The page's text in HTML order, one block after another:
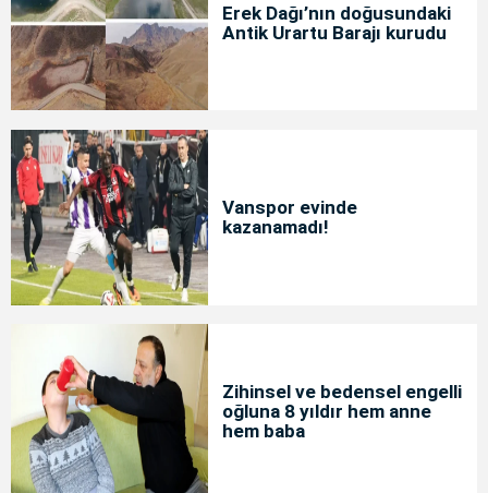
Erek Dağı’nın doğusundaki
Antik Urartu Barajı kurudu
Vanspor evinde
kazanamadı!
Zihinsel ve bedensel engelli
oğluna 8 yıldır hem anne
hem baba